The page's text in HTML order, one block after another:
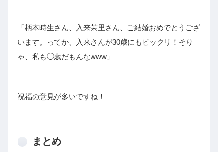
「柄本時生さん、入来茉里さん、ご結婚おめでとうござ
います。
ってか、入来さんが30歳にもビックリ！ そり
ゃ、私も◯歳だもんなwww」
祝福の意見が多いですね！
まとめ